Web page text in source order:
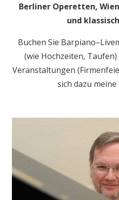
Berliner Operetten,
und
Buchen Sie
(wie Hochzeiten,
Veranstaltungen
sich dazu meine